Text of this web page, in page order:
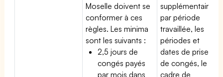
Moselle doivent se
conformer à ces
règles. Les minima
sont les suivants :
2,5 jours de
congés payés
par mois dans
supplémentaires
par période
travaillée, les
périodes et
dates de prise
de congés, le
cadre de